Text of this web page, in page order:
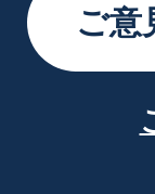
ご意